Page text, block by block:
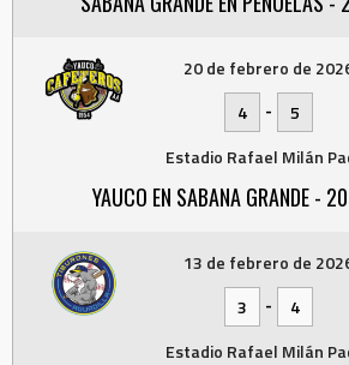
20 de febrero de
4
-
5
Estadio Rafael Milán
YAUCO EN SABANA GRANDE - 20
13 de febrero de
3
-
4
Estadio Rafael Milán